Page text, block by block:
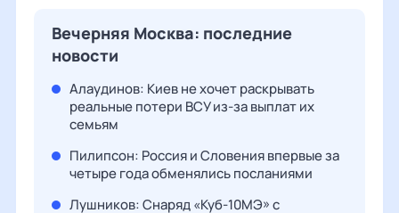
Вечерняя Москва: последние
новости
Алаудинов: Киев не хочет раскрывать
реальные потери ВСУ из-за выплат их
семьям
Пилипсон: Россия и Словения впервые за
четыре года обменялись посланиями
Лушников: Снаряд «Куб-10МЭ» с